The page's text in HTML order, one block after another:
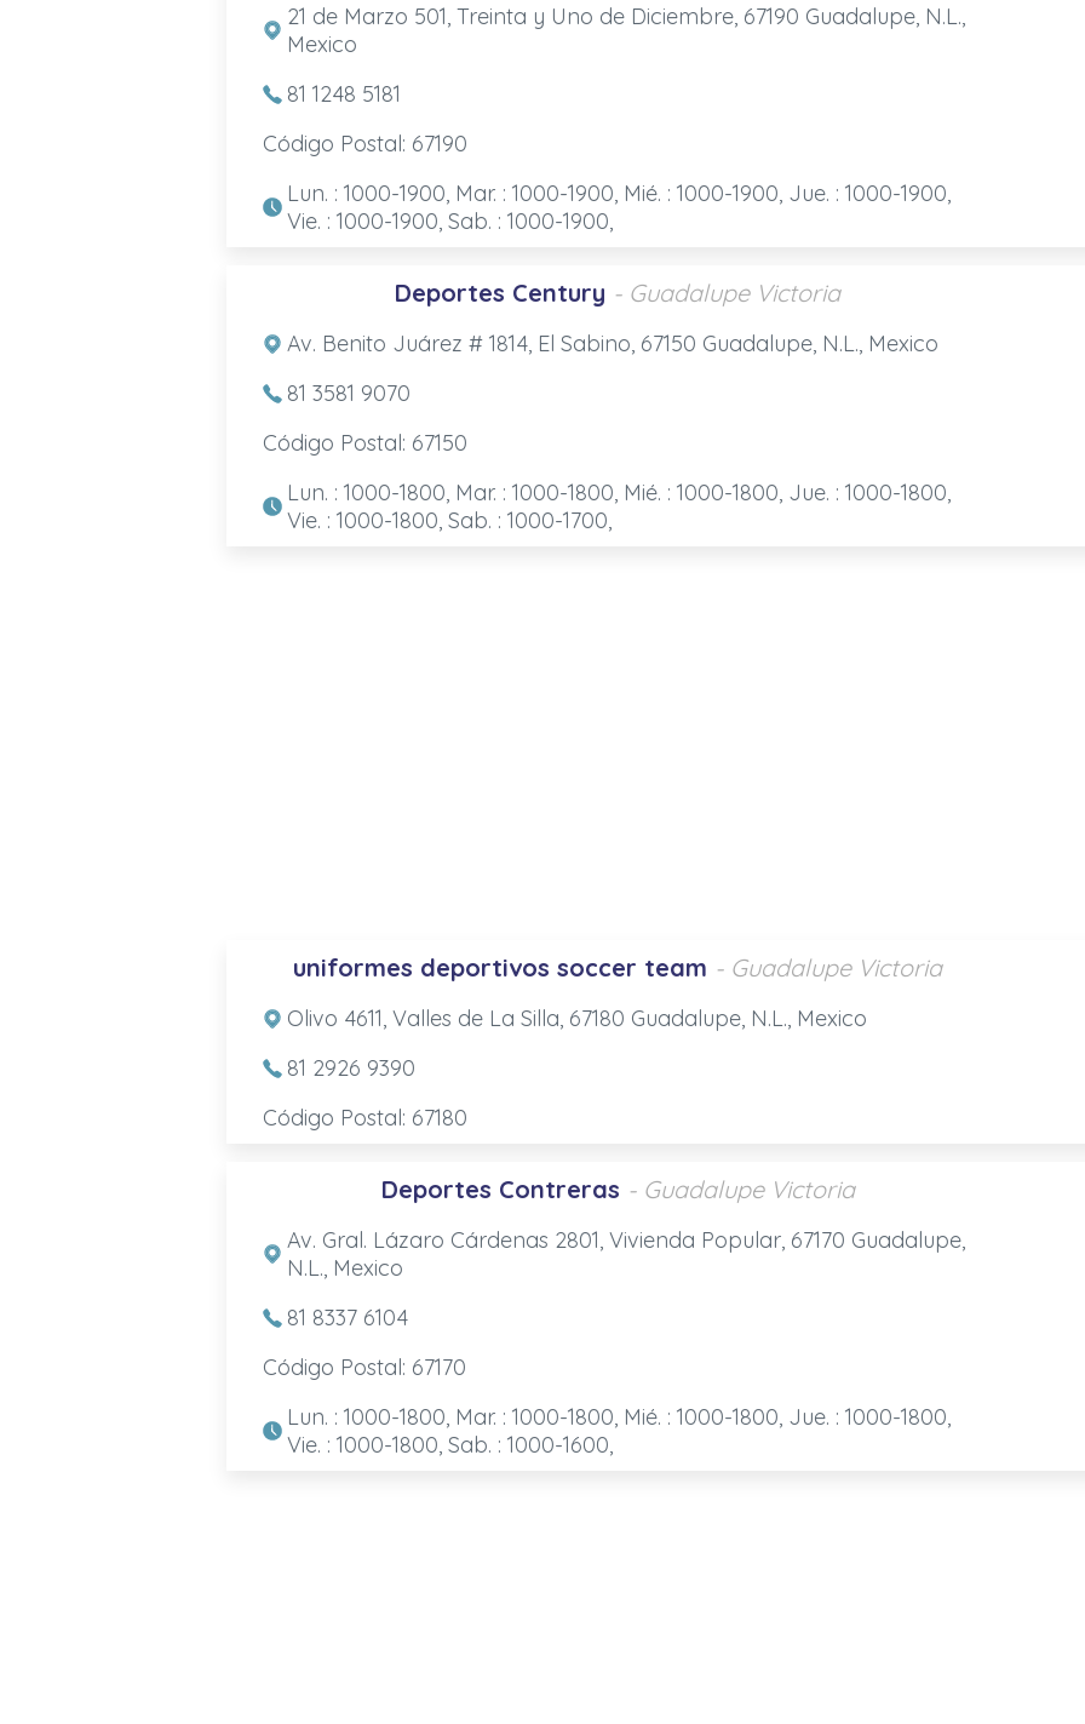
21 de Marzo 501, Treinta y Uno de Diciembre, 67190 Guadalupe, N.L.,
Mexico
81 1248 5181
Código Postal: 67190
Lun. : 1000-1900, Mar. : 1000-1900, Mié. : 1000-1900, Jue. : 1000-1900,
Vie. : 1000-1900, Sab. : 1000-1900,
Deportes Century - Guadalupe Victoria
Av. Benito Juárez # 1814, El Sabino, 67150 Guadalupe, N.L., Mexico
81 3581 9070
Código Postal: 67150
Lun. : 1000-1800, Mar. : 1000-1800, Mié. : 1000-1800, Jue. : 1000-1800,
Vie. : 1000-1800, Sab. : 1000-1700,
uniformes deportivos soccer team - Guadalupe Victoria
Olivo 4611, Valles de La Silla, 67180 Guadalupe, N.L., Mexico
81 2926 9390
Código Postal: 67180
Deportes Contreras - Guadalupe Victoria
Av. Gral. Lázaro Cárdenas 2801, Vivienda Popular, 67170 Guadalupe,
N.L., Mexico
81 8337 6104
Código Postal: 67170
Lun. : 1000-1800, Mar. : 1000-1800, Mié. : 1000-1800, Jue. : 1000-1800,
Vie. : 1000-1800, Sab. : 1000-1600,